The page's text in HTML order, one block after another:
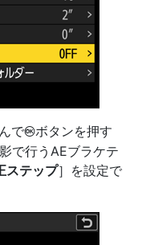
でJボタンを押す
で行うAEブラケテ
ステップ］を設定で